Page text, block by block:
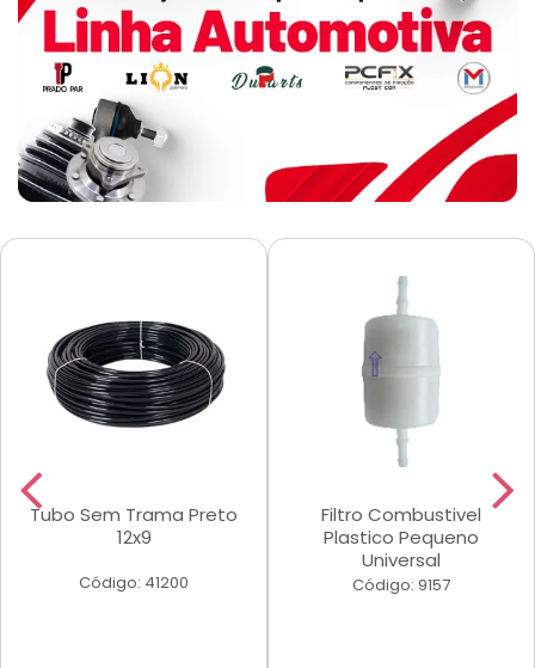
Tubo Sem Trama Preto
12x9
Código: 41200
Filtro Combustivel
Plastico Pequeno
Universal
Código: 9157